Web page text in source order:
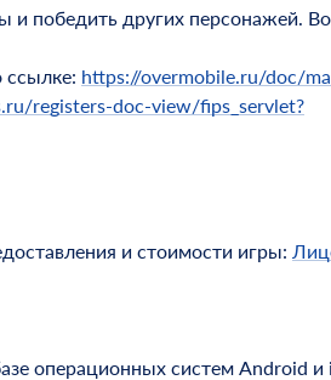
и победить других персонажей.
ссылке: https://overmobile.ru/doc/
registers-doc-view/fips_servlet?
и стоимости игры:
операционных систем Android и